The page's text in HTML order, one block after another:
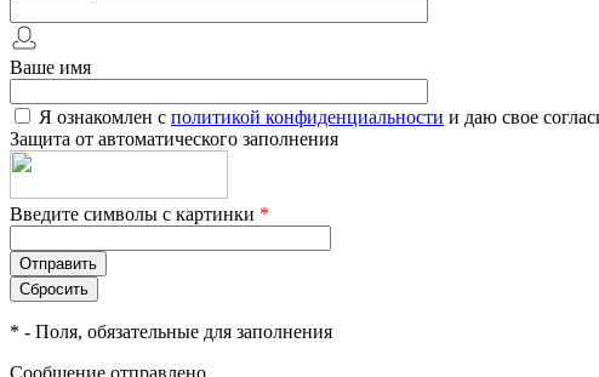
Ваше имя
Я ознакомлен с политикой конфиденциальности и даю свое
Защита от автоматического заполнения
Введите символы с картинки *
* - Поля, обязательные для заполнения
Сообщение отправлено